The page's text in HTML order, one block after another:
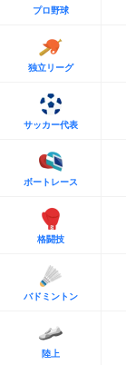
プロ野球
独立リーグ
サッカー代表
ボートレース
格闘技
バドミントン
陸上